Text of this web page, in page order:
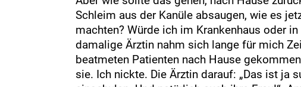
Schleim aus der Kanüle absaugen, wie es
machten? Würde ich im Krankenhaus oder
damalige Ärztin nahm sich lange für mich
beatmeten Patienten nach Hause
sie. Ich nickte. Die Ärztin darauf: „Das ist ja